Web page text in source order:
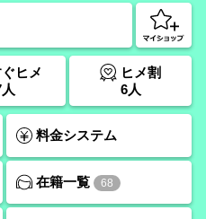
ヒメ
ヒメ割
6人
料金システム
在籍一覧 68